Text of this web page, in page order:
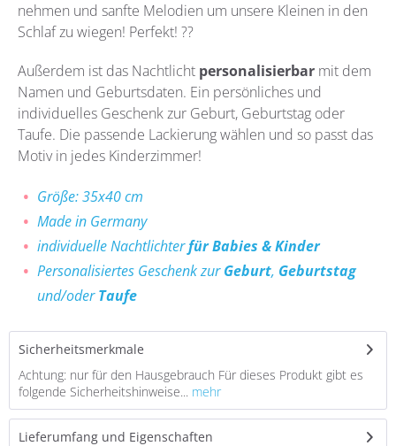
nehmen und sanfte Melodien um unsere Kleinen in den
Schlaf zu wiegen! Perfekt! ??
Außerdem ist das Nachtlicht personalisierbar mit dem
Namen und Geburtsdaten. Ein persönliches und
individuelles Geschenk zur Geburt, Geburtstag oder
Taufe. Die passende Lackierung wählen und so passt das
Motiv in jedes Kinderzimmer!
Größe: 35x40 cm
Made in Germany
individuelle Nachtlichterfür Babies & Kinder
Personalisiertes Geschenk zurGeburt, Geburtstag
und/oderTaufe
Sicherheitsmerkmale
Achtung: nur für den Hausgebrauch Für dieses Produkt gibt es
folgende Sicherheitshinweise... mehr
Lieferumfang und Eigenschaften